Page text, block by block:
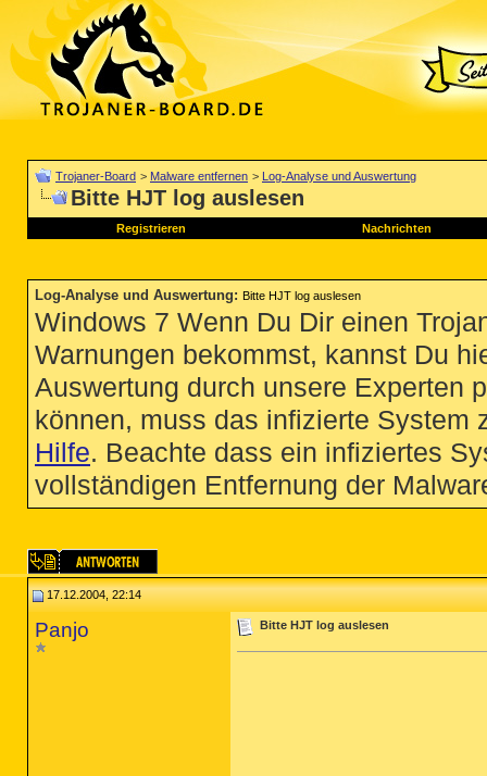
Trojaner-Board > Malware entfernen > Log-Analyse und Auswertung
Bitte HJT log auslesen
Registrieren Nachrichten
Log-Analyse und Auswertung: Bitte HJT log auslesen
Windows 7 Wenn Du Dir einen
Warnungen bekommst, kannst Du
Auswertung durch unsere Experten
können, muss das infizierte System
Hilfe. Beachte dass ein infiziertes
vollständigen Entfernung der
17.12.2004, 22:14
Panjo Bitte HJT log auslesen